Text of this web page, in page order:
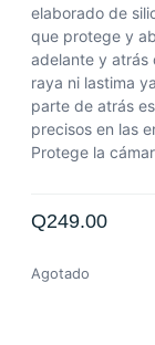
elaborado de
que protege y
adelante y atrás
raya ni lastima
parte de atrás
precisos en las
Protege la
Q249.00
Agotado